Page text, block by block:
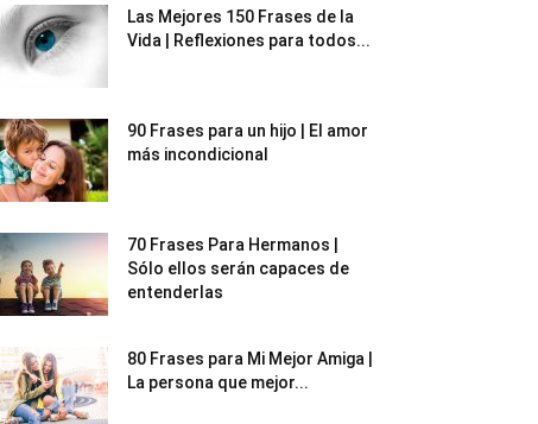
Las Mejores 150 Frases de la
Vida | Reflexiones para todos...
90 Frases para un hijo | El amor
más incondicional
70 Frases Para Hermanos |
Sólo ellos serán capaces de
entenderlas
80 Frases para Mi Mejor Amiga |
La persona que mejor...